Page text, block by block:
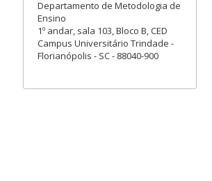
Departamento de Metodologia de
Ensino
1º andar, sala 103, Bloco B, CED
Campus Universitário Trindade -
Florianópolis - SC - 88040-900